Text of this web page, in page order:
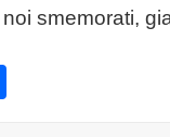
smemorati,